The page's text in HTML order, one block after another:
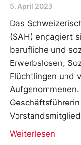
5. April 2023
Das
(SAH) engagiert
berufliche und
Erwerbslosen,
Flüchtlingen und
Weiterlesen